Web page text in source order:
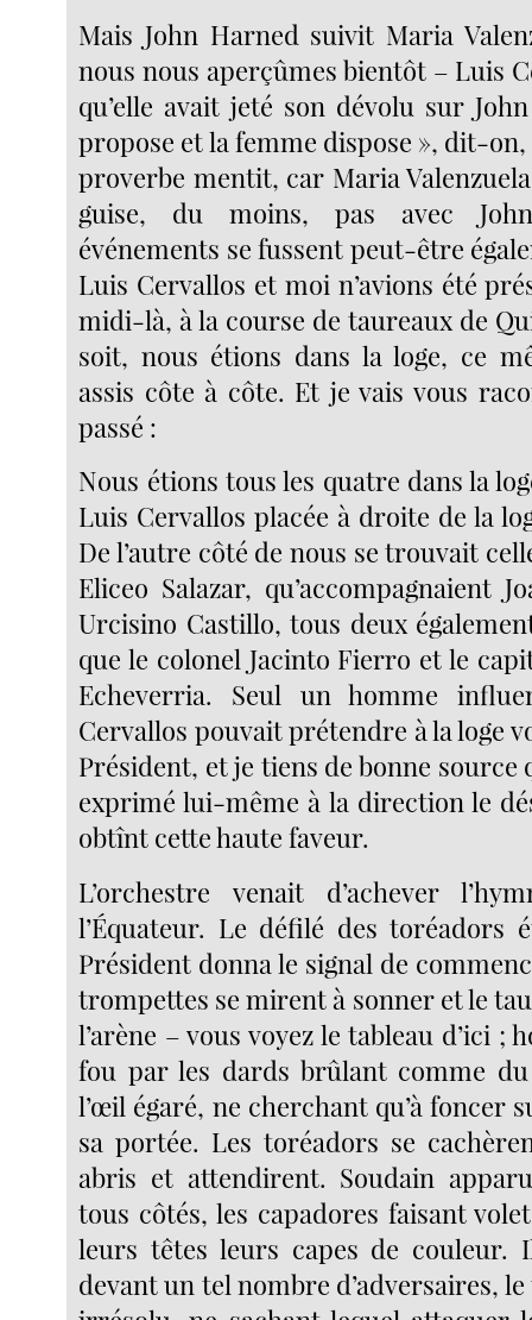
Mais John Harned suivit Maria
nous nous aperçûmes bientôt – Luis
qu’elle avait jeté son dévolu sur
propose et la femme dispose », dit-
proverbe mentit, car Maria
guise, du moins, pas avec
événements se fussent peut-être
Luis Cervallos et moi n’avions été
midi-là, à la course de taureaux de
soit, nous étions dans la loge, ce
assis côte à côte. Et je vais vous
passé :
Nous étions tous les quatre dans la
Luis Cervallos placée à droite de la
De l’autre côté de nous se trouvait
Eliceo Salazar, qu’accompagnaient
Urcisino Castillo, tous deux
que le colonel Jacinto Fierro et le
Echeverria. Seul un homme
Cervallos pouvait prétendre à la loge
Président, et je tiens de bonne
exprimé lui-même à la direction le
obtînt cette haute faveur.
L’orchestre venait d’achever
l’Équateur. Le défilé des toréadors
Président donna le signal de
trompettes se mirent à sonner et le
l’arène – vous voyez le tableau d’ici ;
fou par les dards brûlant comme
l’œil égaré, ne cherchant qu’à foncer
sa portée. Les toréadors se
abris et attendirent. Soudain
tous côtés, les capadores faisant
leurs têtes leurs capes de couleur.
devant un tel nombre d’adversaires,